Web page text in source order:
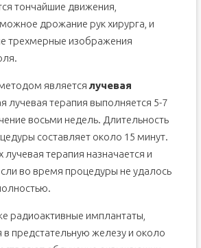
тончайшие движения,
дрожание рук хирурга, и
трехмерные изображения
являетсялучевая
лучевая терапия выполняется 5-7
восьми недель. Длительность
составляет около 15 минут.
лучевая терапия назначается и
во время процедуры не удалось
радиоактивные имплантаты,
в предстательную железу и около